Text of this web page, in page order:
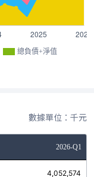
總負債+淨值
數據單位：千元
2026-Q1
4,052,574